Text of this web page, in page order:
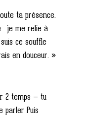
ta présence.
je me relie à
ce souffle
en douceur. »
2 temps — tu
parler Puis